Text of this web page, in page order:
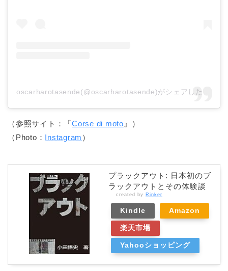
（参照サイト：『Corse di moto 』）
（Photo： Instagram ）
プラックアウト: 日本初のブ
ラックアウトとその体験談
created by Rinker
Kindle Amazon
楽天市場
Yahooショッピング